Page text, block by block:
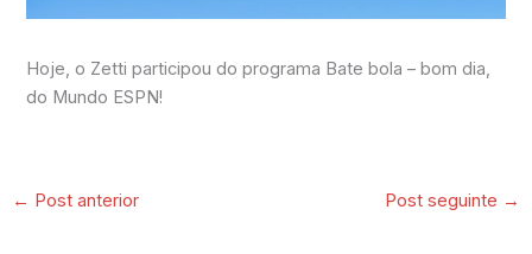
Hoje, o Zetti participou do programa Bate bola – bom dia,
do Mundo ESPN!
← Post anterior Post seguinte →